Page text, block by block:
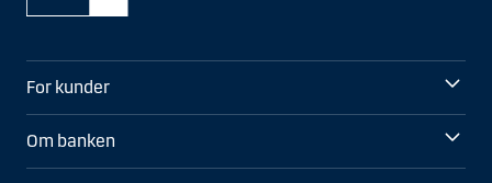
For kunder
Om banken